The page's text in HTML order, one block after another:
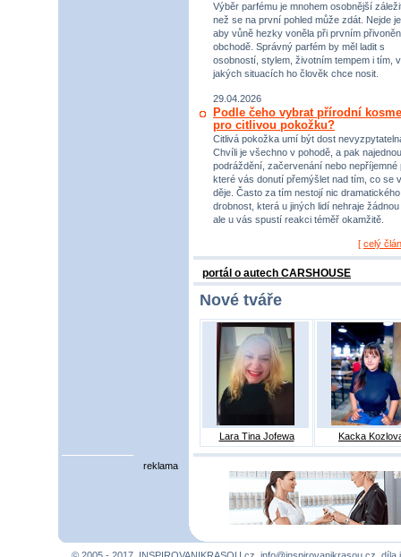
Výběr parfému je mnohem osobnější
než se na první pohled může zdát. Nejde
aby vůně hezky voněla při prvním
obchodě. Správný parfém by měl ladit s
osobností, stylem, životním tempem i tím, v
jakých situacích ho člověk chce nosit.
29.04.2026
Podle čeho vybrat přírodní
pro citlivou pokožku?
Citlivá pokožka umí být dost
Chvíli je všechno v pohodě, a pak
podráždění, začervenání nebo nepříjemné
které vás donutí přemýšlet nad tím, co se
děje. Často za tím nestojí nic
drobnost, která u jiných lidí nehraje žádnou
ale u vás spustí reakci téměř okamžitě.
[ celý
portál o autech CARSHOUSE
Nové tváře
Lara Tina Jofewa Kacka
reklama